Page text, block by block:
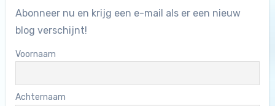
Abonneer nu en krijg een e-mail als er een nieuw
blog verschijnt!
Voornaam
Achternaam